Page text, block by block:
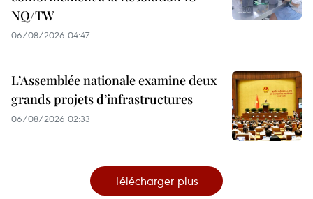
NQ/TW
06/08/2026 04:47
L’Assemblée nationale examine deux
grands projets d’infrastructures
06/08/2026 02:33
Télécharger plus